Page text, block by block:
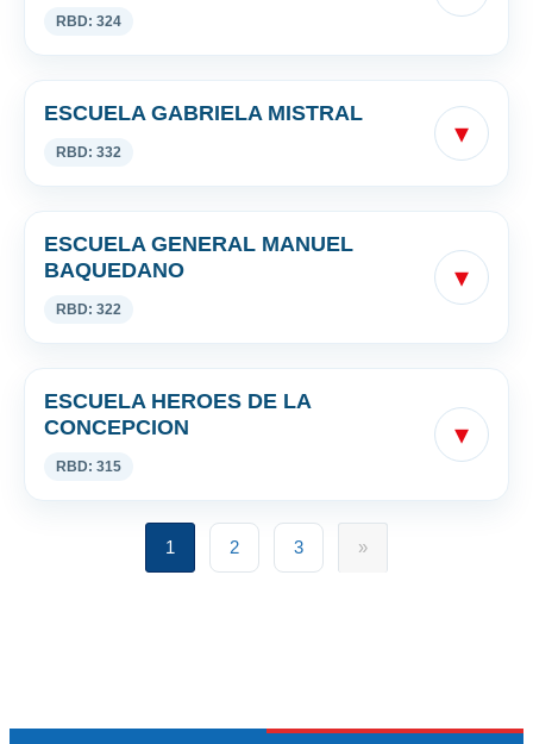
RBD: 324
ESCUELA GABRIELA MISTRAL
RBD: 332
▾
ESCUELA GENERAL MANUEL
BAQUEDANO
RBD: 322
▾
ESCUELA HEROES DE LA
CONCEPCION
RBD: 315
▾
1 2 3 »